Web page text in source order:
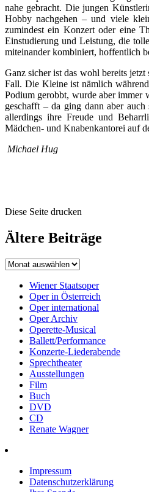
nahe gebracht. Die jungen
Hobby nachgehen – und viele
zumindest ein Konzert oder eine
Einstudierung und Leistung, die
miteinander kombiniert, hoffentlich
Ganz sicher ist das wohl bereits
Fall. Die Kleine ist nämlich
Podium gerobbt, wurde aber immer
geschafft – da ging dann aber
allerdings ihre Freude und
Mädchen- und Knabenkantorei auf
Michael Hug
Diese Seite drucken
Ältere Beiträge
Wiener Staatsoper
Oper in Österreich
Oper international
Oper Archiv
Operette-Musical
Ballett/Performance
Konzerte-Liederabende
Sprechtheater
Ausstellungen
Film
Buch
DVD
CD
Renate Wagner
Impressum
Datenschutzerklärung